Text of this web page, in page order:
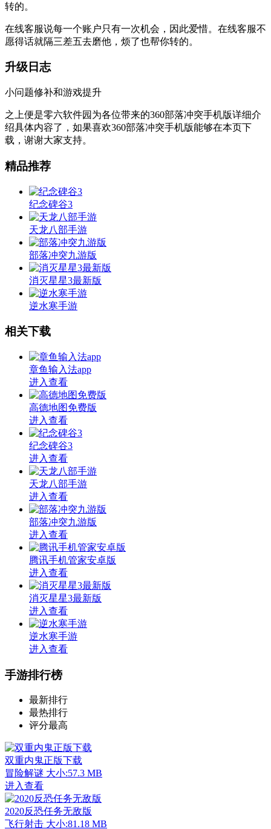
转的。
在线客服说每一个账户只有一次机会，因此爱惜。在线客服不
愿得话就隔三差五去磨他，烦了也帮你转的。
升级日志
小问题修补和游戏提升
之上便是零六软件园为各位带来的360部落冲突手机版详细介
绍具体内容了，如果喜欢360部落冲突手机版能够在本页下
载，谢谢大家支持。
精品推荐
纪念碑谷3
天龙八部手游
部落冲突九游版
消灭星星3最新版
逆水寒手游
相关下载
章鱼输入法app
进入查看
高德地图免费版
进入查看
纪念碑谷3
进入查看
天龙八部手游
进入查看
部落冲突九游版
进入查看
腾讯手机管家安卓版
进入查看
消灭星星3最新版
进入查看
逆水寒手游
进入查看
手游排行榜
最新排行
最热排行
评分最高
双重内鬼正版下载
冒险解谜 大小:57.3 MB
进入查看
2020反恐任务无敌版
飞行射击 大小:81.18 MB